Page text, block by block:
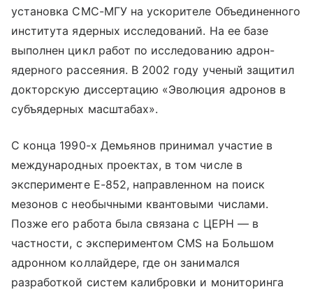
установка СМС-МГУ на ускорителе Объединенного
института ядерных исследований. На ее базе
выполнен цикл работ по исследованию адрон-
ядерного рассеяния. В 2002 году ученый защитил
докторскую диссертацию «Эволюция адронов в
субъядерных масштабах».
С конца 1990-х Демьянов принимал участие в
международных проектах, в том числе в
эксперименте Е-852, направленном на поиск
мезонов с необычными квантовыми числами.
Позже его работа была связана с ЦЕРН — в
частности, с экспериментом CMS на Большом
адронном коллайдере, где он занимался
разработкой систем калибровки и мониторинга